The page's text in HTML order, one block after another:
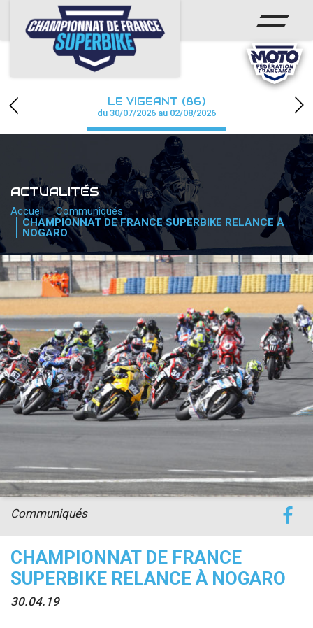
ACCUEIL
CHAMPIONNAT
CALENDRIER
PHOTOS / WEB TV
PARTENAIRES
PRESSE
PRESSE
accéder à la billetterie
LE VIGEANT (86)
du 30/07/2026 au 02/08/2026
ACTUALITÉS
Accueil
Communiqués
CHAMPIONNAT DE FRANCE SUPERBIKE RELANCE À
NOGARO
CHAMPIONNAT DE FRANCE
SUPERBIKE RELANCE À NOGARO
30.04.19
Communiqués